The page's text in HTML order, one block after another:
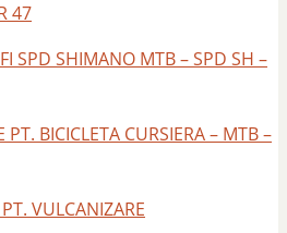
47
SPD SHIMANO MTB – SPD SH –
PT. BICICLETA CURSIERA – MTB –
VULCANIZARE